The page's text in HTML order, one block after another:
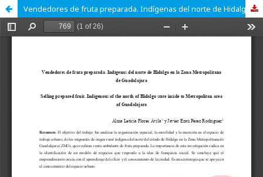
Vendedores de fruta preparada. Indígenas del norte de Hidalgo en la Zona Metropolitana de Guadalajara.